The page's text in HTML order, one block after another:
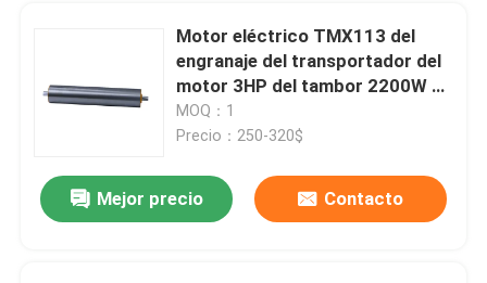
Motor eléctrico TMX113 del
engranaje del transportador del
motor 3HP del tambor 2200W de
216M M
MOQ：1
Precio：250-320$
Mejor precio Contacto